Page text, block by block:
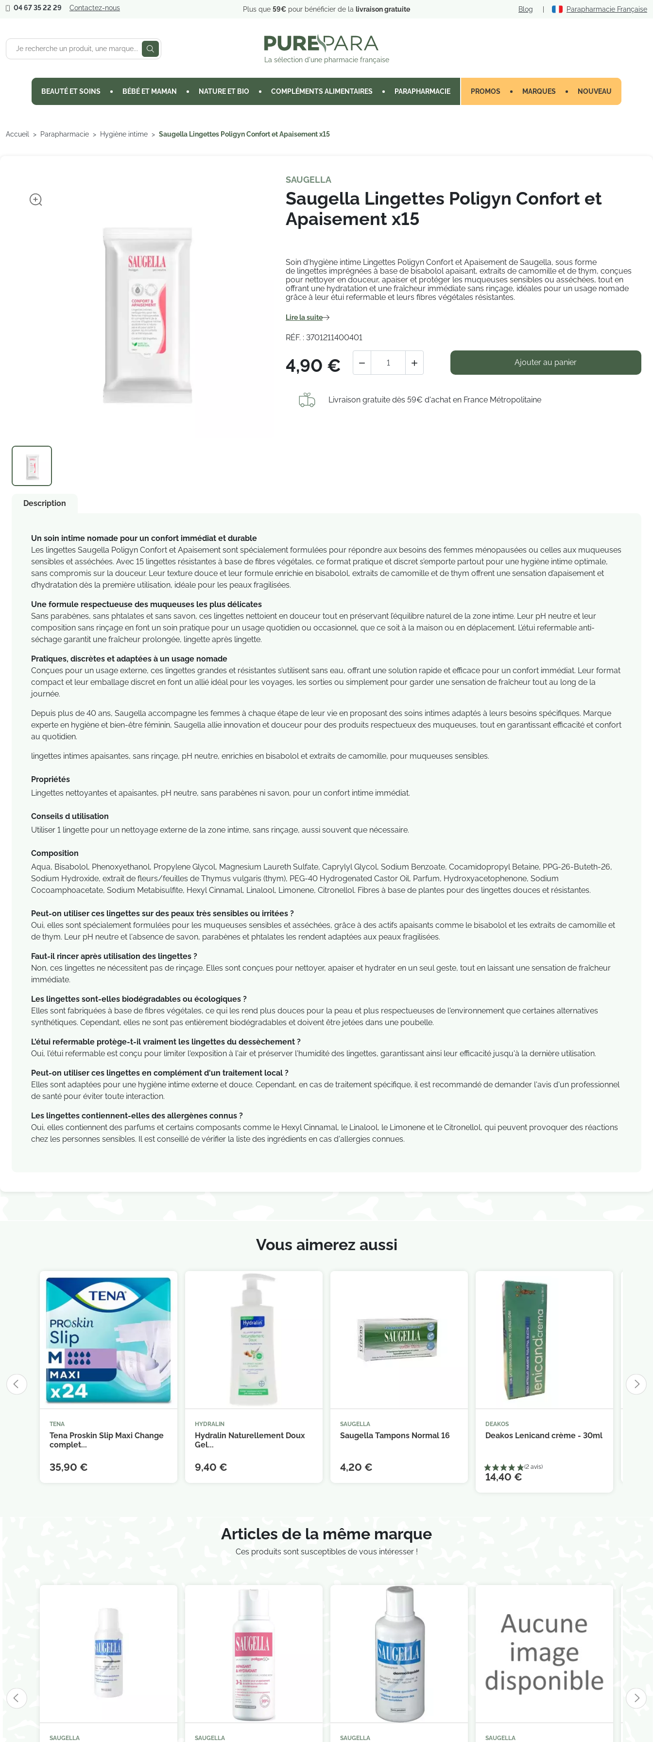
04 67 35 22 29 Contactez-nous Plus que 59€ pour bénéficier de la livraison gratuite Blog | Parapharmacie Française
La sélection d'une pharmacie française
BEAUTÉ ET SOINS BÉBÉ ET MAMAN NATURE ET BIO COMPLÉMENTS ALIMENTAIRES PARAPHARMACIE PROMOS MARQUES NOUVEAU
Accueil Parapharmacie Hygiène intime Saugella Lingettes Poligyn Confort et Apaisement x15
SAUGELLA
Saugella Lingettes Poligyn Confort et
Apaisement x15
Soin d'hygiène intime Lingettes Poligyn Confort et Apaisement de Saugella, sous forme
de lingettes imprégnées à base de bisabolol apaisant, extraits de camomille et de thym, conçues
pour nettoyer en douceur, apaiser et protéger les muqueuses sensibles ou asséchées, tout en
offrant une hydratation et une fraîcheur immédiate sans rinçage, idéales pour un usage nomade
grâce à leur étui refermable et leurs fibres végétales résistantes.
Lire la suite
RÉF. : 3701211400401
4,90 €   Ajouter au panier
Livraison gratuite dès 59€ d'achat en France Métropolitaine
Description
Un soin intime nomade pour un confort immédiat et durable
Les lingettes Saugella Poligyn Confort et Apaisement sont spécialement formulées pour répondre aux besoins des femmes ménopausées ou celles aux muqueuses
sensibles et asséchées. Avec 15 lingettes résistantes à base de fibres végétales, ce format pratique et discret s’emporte partout pour une hygiène intime optimale,
sans compromis sur la douceur. Leur texture douce et leur formule enrichie en bisabolol, extraits de camomille et de thym offrent une sensation d’apaisement et
d’hydratation dès la première utilisation, idéale pour les peaux fragilisées.
Une formule respectueuse des muqueuses les plus délicates
Sans parabènes, sans phtalates et sans savon, ces lingettes nettoient en douceur tout en préservant l’équilibre naturel de la zone intime. Leur pH neutre et leur
composition sans rinçage en font un soin pratique pour un usage quotidien ou occasionnel, que ce soit à la maison ou en déplacement. L’étui refermable anti-
séchage garantit une fraîcheur prolongée, lingette après lingette.
Pratiques, discrètes et adaptées à un usage nomade
Conçues pour un usage externe, ces lingettes grandes et résistantes s’utilisent sans eau, offrant une solution rapide et efficace pour un confort immédiat. Leur format
compact et leur emballage discret en font un allié idéal pour les voyages, les sorties ou simplement pour garder une sensation de fraîcheur tout au long de la
journée.
Depuis plus de 40 ans, Saugella accompagne les femmes à chaque étape de leur vie en proposant des soins intimes adaptés à leurs besoins spécifiques. Marque
experte en hygiène et bien-être féminin, Saugella allie innovation et douceur pour des produits respectueux des muqueuses, tout en garantissant efficacité et confort
au quotidien.
lingettes intimes apaisantes, sans rinçage, pH neutre, enrichies en bisabolol et extraits de camomille, pour muqueuses sensibles.
Propriétés
Lingettes nettoyantes et apaisantes, pH neutre, sans parabènes ni savon, pour un confort intime immédiat.
Conseils d utilisation
Utiliser 1 lingette pour un nettoyage externe de la zone intime, sans rinçage, aussi souvent que nécessaire.
Composition
Aqua, Bisabolol, Phenoxyethanol, Propylene Glycol, Magnesium Laureth Sulfate, Caprylyl Glycol, Sodium Benzoate, Cocamidopropyl Betaine, PPG-26-Buteth-26,
Sodium Hydroxide, extrait de fleurs/feuilles de Thymus vulgaris (thym), PEG-40 Hydrogenated Castor Oil, Parfum, Hydroxyacetophenone, Sodium
Cocoamphoacetate, Sodium Metabisulfite, Hexyl Cinnamal, Linalool, Limonene, Citronellol. Fibres à base de plantes pour des lingettes douces et résistantes.
Peut-on utiliser ces lingettes sur des peaux très sensibles ou irritées ?
Oui, elles sont spécialement formulées pour les muqueuses sensibles et asséchées, grâce à des actifs apaisants comme le bisabolol et les extraits de camomille et
de thym. Leur pH neutre et l'absence de savon, parabènes et phtalates les rendent adaptées aux peaux fragilisées.
Faut-il rincer après utilisation des lingettes ?
Non, ces lingettes ne nécessitent pas de rinçage. Elles sont conçues pour nettoyer, apaiser et hydrater en un seul geste, tout en laissant une sensation de fraîcheur
immédiate.
Les lingettes sont-elles biodégradables ou écologiques ?
Elles sont fabriquées à base de fibres végétales, ce qui les rend plus douces pour la peau et plus respectueuses de l'environnement que certaines alternatives
synthétiques. Cependant, elles ne sont pas entièrement biodégradables et doivent être jetées dans une poubelle.
L'étui refermable protège-t-il vraiment les lingettes du dessèchement ?
Oui, l'étui refermable est conçu pour limiter l'exposition à l'air et préserver l'humidité des lingettes, garantissant ainsi leur efficacité jusqu'à la dernière utilisation.
Peut-on utiliser ces lingettes en complément d'un traitement local ?
Elles sont adaptées pour une hygiène intime externe et douce. Cependant, en cas de traitement spécifique, il est recommandé de demander l'avis d'un professionnel
de santé pour éviter toute interaction.
Les lingettes contiennent-elles des allergènes connus ?
Oui, elles contiennent des parfums et certains composants comme le Hexyl Cinnamal, le Linalool, le Limonene et le Citronellol, qui peuvent provoquer des réactions
chez les personnes sensibles. Il est conseillé de vérifier la liste des ingrédients en cas d'allergies connues.
Vous aimerez aussi
 
TENA
Tena Proskin Slip Maxi Change
complet...
35,90 €
 
HYDRALIN
Hydralin Naturellement Doux
Gel...
9,40 €
 
SAUGELLA
Saugella Tampons Normal 16
4,20 €
 
DEAKOS
Deakos Lenicand crème - 30ml
14,40 €
Articles de la même marque
Ces produits sont susceptibles de vous intéresser !
SAUGELLA SAUGELLA SAUGELLA SAUGELLA